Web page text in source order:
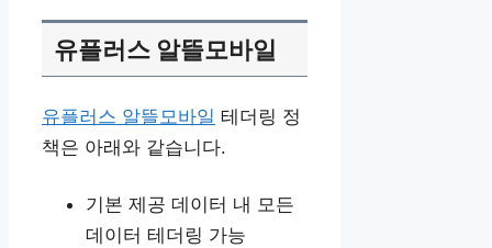
유플러스 알뜰모바일
유플러스 알뜰모바일 테더링 정
책은 아래와 같습니다.
기본 제공 데이터 내 모든
데이터 테더링 가능